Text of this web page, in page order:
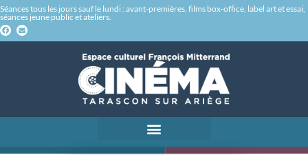
Séances tous les jours sauf le lundi : avant-premières, films box-office, label art et essai,
séances jeune public et ateliers.